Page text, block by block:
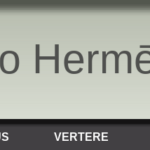
VERTERE